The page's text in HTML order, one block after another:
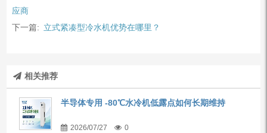
应商
下一篇: 立式紧凑型冷水机优势在哪里？
相关推荐
半导体专用 -80℃水冷机低露点如何长期维持
2026/07/27 0